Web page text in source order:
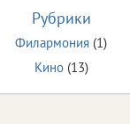
Рубрики
Филармония (1)
Кино(13)